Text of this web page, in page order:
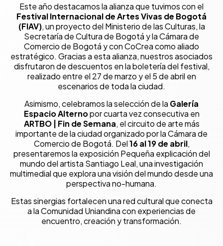
Este año destacamos la alianza que tuvimos con el
Festival Internacional de Artes Vivas de Bogotá
(FIAV), un proyecto del Ministerio de las Culturas, la
Secretaría de Cultura de Bogotá y la Cámara de
Comercio de Bogotá y con CoCrea como aliado
estratégico. Gracias a esta alianza, nuestros asociados
disfrutaron de descuentos en la boletería del festival,
realizado entre el 27 de marzo y el 5 de abril en
escenarios de toda la ciudad.
Asimismo, celebramos la selección de la Galería
Espacio Alternopor cuarta vez consecutiva en
ARTBO | Fin de Semana, el circuito de arte más
importante de la ciudad organizado por la Cámara de
Comercio de Bogotá. Del16 al 19 de abril,
presentaremos la exposición Pequeña explicación del
mundo del artista Santiago Leal, una investigación
multimedial que explora una visión del mundo desde una
perspectiva no-humana.
Estas sinergias fortalecen una red cultural que conecta
a la Comunidad Uniandina con experiencias de
encuentro, creación y transformación.